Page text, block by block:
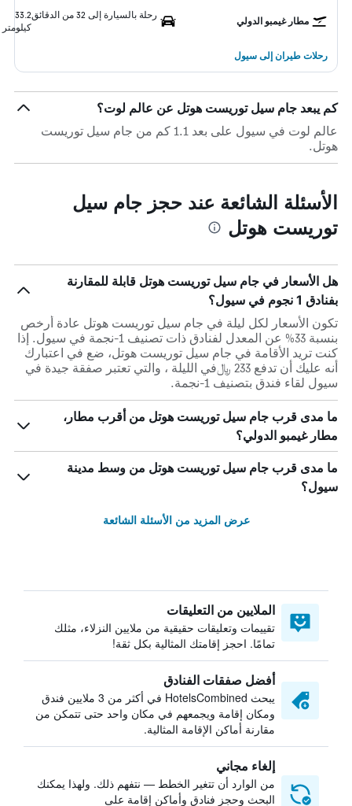
مطار غيمبو الدولي
رحلة بالسيارة إلى 32 من الدقائق
33.2
كيلومتر
رحلات طيران إلى سيول
كم يبعد جام سيل توريست هوتل عن عالم لوت؟
عالم لوت في سيول على بعد 1.1 كم من جام سيل توريست
هوتل.
الأسئلة الشائعة عند حجز جام سيل
توريست هوتل
هل الأسعار في جام سيل توريست هوتل قابلة للمقارنة
بفنادق 1 نجوم في سيول؟
تكون الأسعار لكل ليلة في جام سيل توريست هوتل عادة أرخص
بنسبة 33% عن المعدل لفنادق ذات تصنيف 1-نجمة في سيول. إذا
كنت تريد الأقامة في جام سيل توريست هوتل، ضع في اعتبارك
أنه عليك أن تدفع 233 ﷼في الليلة ، والتي تعتبر صفقة جيدة في
سيول لقاء فندق بتصنيف 1-نجمة.
ما مدى قرب جام سيل توريست هوتل من أقرب مطار،
مطار غيمبو الدولي؟
ما مدى قرب جام سيل توريست هوتل من وسط مدينة
سيول؟
عرض المزيد من الأسئلة الشائعة
الملايين من التعليقات
تقييمات وتعليقات حقيقية من ملايين النزلاء، مثلك
تمامًا. احجز إقامتك المثالية بكل ثقة!
أفضل صفقات الفنادق
يبحث HotelsCombined في أكثر من 3 ملايين فندق
ومكان إقامة ويجمعهم في مكان واحد حتى تتمكن من
مقارنة أماكن الإقامة المثالية.
إلغاء مجاني
من الوارد أن تتغير الخطط — نتفهم ذلك. ولهذا يمكنك
البحث وحجز فنادق وأماكن إقامة على